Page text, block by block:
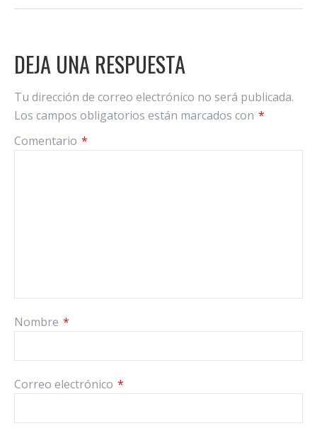
DEJA UNA RESPUESTA
Tu dirección de correo electrónico no será publicada.
Los campos obligatorios están marcados con *
Comentario *
Nombre *
Correo electrónico *